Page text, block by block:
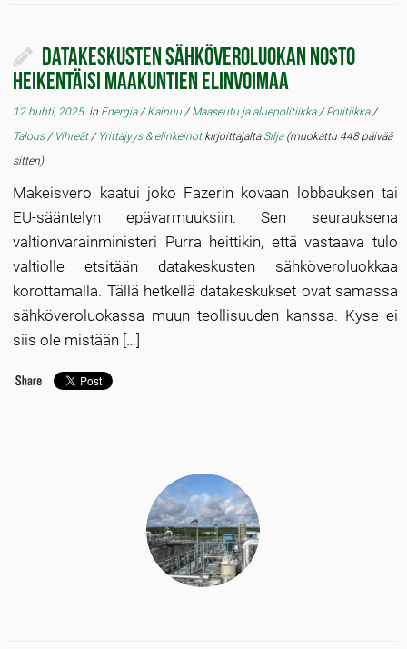
Datakeskusten sähköveroluokan nosto
heikentäisi maakuntien elinvoimaa
12 huhti, 2025in Energia/Kainuu/Maaseutu ja aluepolitiikka/Politiikka/
Talous/ Vihreät/ Yrittäjyys & elinkeinot kirjoittajalta Silja(muokattu 448 päivää
sitten)
Makeisvero kaatui joko Fazerin kovaan lobbauksen tai
EU-sääntelyn epävarmuuksiin. Sen seurauksena
valtionvarainministeri Purra heittikin, että vastaava tulo
valtiolle etsitään datakeskusten sähköveroluokkaa
korottamalla. Tällä hetkellä datakeskukset ovat samassa
sähköveroluokassa muun teollisuuden kanssa. Kyse ei
siis ole mistään […]